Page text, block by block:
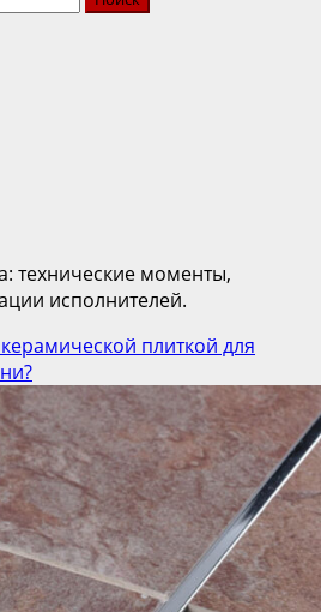
технические моменты,
исполнителей.
плиткой для